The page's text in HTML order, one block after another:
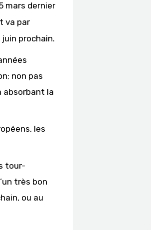
mars dernier
va par
prochain.
non pas
absorbant la
les
tour-
très bon
ou au